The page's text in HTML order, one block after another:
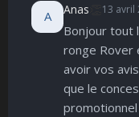
A Anas 13 avril
Bonjour tout
ronge Rover
avoir vos
que le